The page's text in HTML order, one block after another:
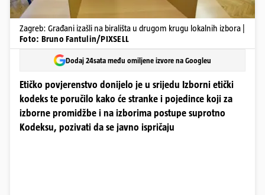
Zagreb: Građani izašli na birališta u drugom krugu lokalnih izbora |
Foto: Bruno Fantulin/PIXSELL
Dodaj 24sata među omiljene izvore na Googleu
Etičko povjerenstvo donijelo je u srijedu Izborni etički
kodeks te poručilo kako će stranke i pojedince koji za
izborne promidžbe i na izborima postupe suprotno
Kodeksu, pozivati da se javno ispričaju